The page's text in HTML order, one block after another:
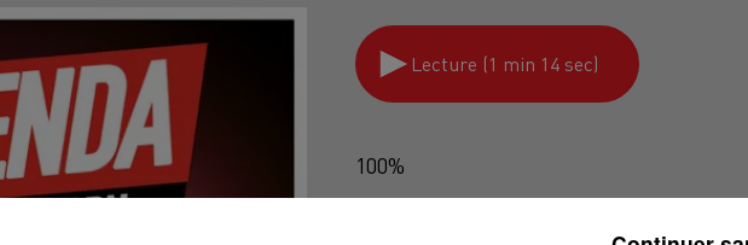
Lecture (1 min 14 sec)
100%